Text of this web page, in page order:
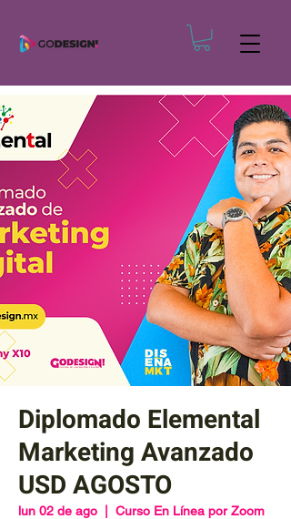
Diplomado Elemental
Marketing Avanzado
USD AGOSTO
lun 02 de ago
  |
Curso En Línea por Zoom